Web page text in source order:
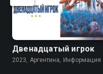
Двенадцатый игрок
2023, Аргентина, Информация